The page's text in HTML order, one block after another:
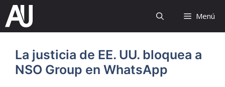
Saltar
contenido
Menú
La justicia de EE. UU. bloquea a
NSO Group en WhatsApp